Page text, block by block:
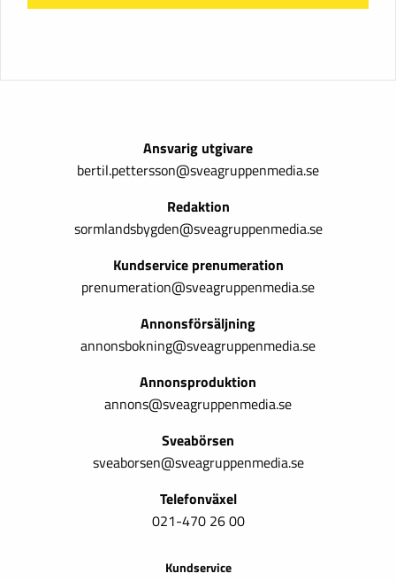
Ansvarig utgivare
bertil.pettersson@sveagruppenmedia.se
Redaktion
sormlandsbygden@sveagruppenmedia.se
Kundservice prenumeration
prenumeration@sveagruppenmedia.se
Annonsförsäljning
annonsbokning@sveagruppenmedia.se
Annonsproduktion
annons@sveagruppenmedia.se
Sveabörsen
sveaborsen@sveagruppenmedia.se
Telefonväxel
021-470 26 00
Kundservice